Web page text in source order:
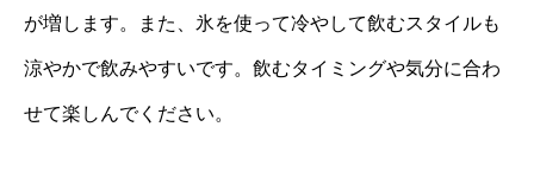
が増します。また、氷を使って冷やして飲むスタイルも
涼やかで飲みやすいです。飲むタイミングや気分に合わ
せて楽しんでください。